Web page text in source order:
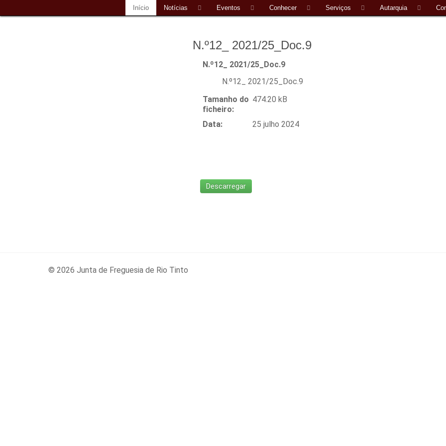
Início Notícias Eventos Conhecer Serviços Autarquia
N.º12_ 2021/25_Doc.9
N.º12_ 2021/25_Doc.9
N.º12_ 2021/25_Doc.9
Tamanho do
ficheiro:
474.20 kB
Data: 25 julho 2024
© 2026 Junta de Freguesia de Rio Tinto